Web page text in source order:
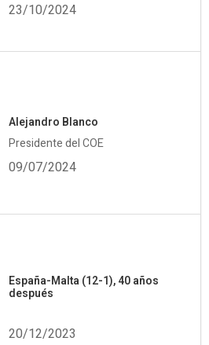
23/10/2024
Alejandro Blanco
Presidente del COE
09/07/2024
España-Malta (12-1), 40 años
después
20/12/2023